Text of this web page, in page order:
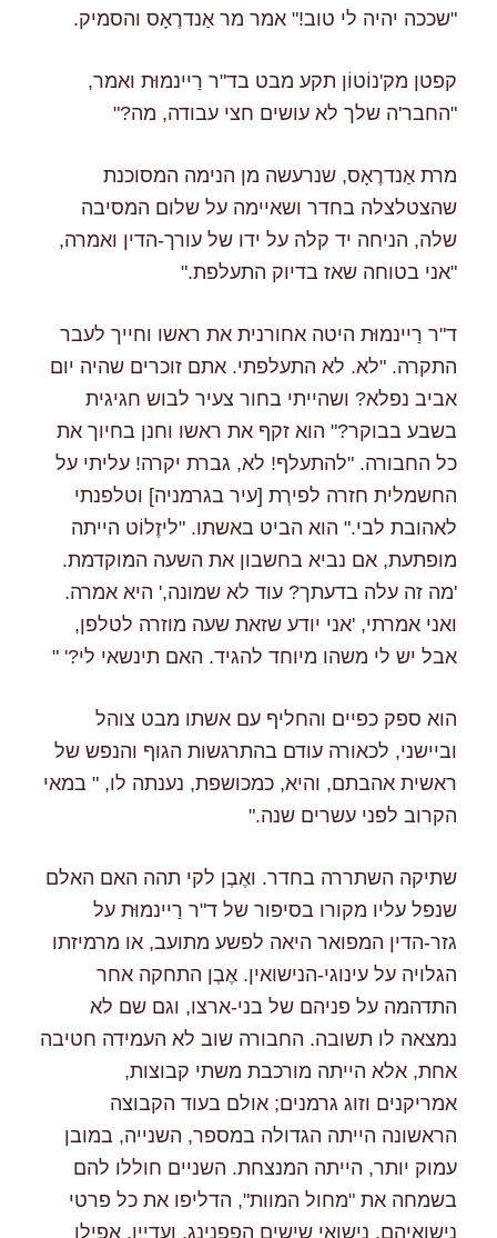
"שככה יהיה לי טוב!" אמר מר אַנדרֶאָס והסמיק.
קפטן מק'נוֹטוֹן תקע מבט בד"ר רַיינמוּּת ואמר,
"החבר'ה שלך לא עושים חצי עבודה, מה?"
מרת אַנדרֶאָס, שנרעשה מן הנימה המסוכנת
שהצטלצלה בחדר ושאיימה על שלום המסיבה
שלה, הניחה יד קלה על ידו של עורך-הדין ואמרה,
"אני בטוחה שאז בדיוק התעלפת."
ד"ר רַיינמוּּת היטה אחורנית את ראשו וחייך לעבר
התקרה. "לא. לא התעלפתי. אתם זוכרים שהיה יום
אביב נפלא? ושהייתי בחור צעיר לבוש חגיגית
בשבע בבוקר?" הוא זקף את ראשו וחנן בחיוך את
כל החבורה. "להתעלף! לא, גברת יקרה! עליתי על
החשמלית חזרה לפירְת [עיר בגרמניה] וטלפנתי
לאהובת לבי." הוא הביט באשתו. "ליזֶלוֹט הייתה
מופתעת, אם נביא בחשבון את השעה המוקדמת.
'מה זה עלה בדעתך? עוד לא שמונה,' היא אמרה.
ואני אמרתי, 'אני יודע שזאת שעה מוזרה לטלפן,
אבל יש לי משהו מיוחד להגיד. האם תינשאי לי?' "
הוא ספק כפיים והחליף עם אשתו מבט צוהל
וביישני, לכאורה עודם בהתרגשות הגוף והנפש של
ראשית אהבתם, והיא, כמכושפת, נענתה לו, " במאי
הקרוב לפני עשרים שנה."
שתיקה השתררה בחדר. ואֶבְן לקי תהה האם האלם
שנפל עליו מקורו בסיפור של ד"ר רַיינמוּּת על
גזר-הדין המפואר היאה לפשע מתועב, או מרמיזתו
הגלויה על עינוגי-הנישואין. אֶבְן התחקה אחר
התדהמה על פניהם של בני-ארצו, וגם שם לא
נמצאה לו תשובה. החבורה שוב לא העמידה חטיבה
אחת, אלא הייתה מורכבת משתי קבוצות,
אמריקנים וזוג גרמנים; אולם בעוד הקבוצה
הראשונה הייתה הגדולה במספר, השנייה, במובן
עמוק יותר, הייתה המנצחת. השניים חוללו להם
בשמחה את "מחול המוות", הדליפו את כל פרטי
נישואיהם, נישואי שישים הפפנינג, ועדיין, אפילו